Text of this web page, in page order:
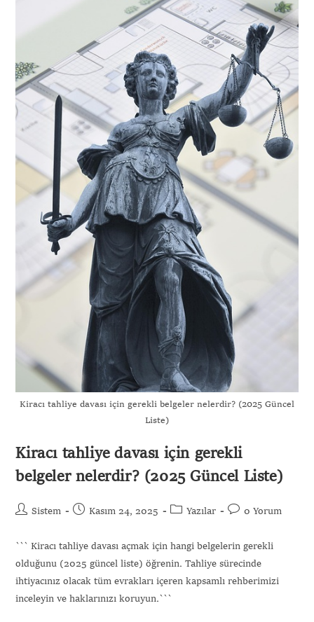
Kiracı tahliye davası için gerekli belgeler nelerdir? (2025 Güncel
Liste)
Kiracı tahliye davası için gerekli
belgeler nelerdir? (2025 Güncel Liste)
Sistem Kasım 24, 2025 Yazılar 0 Yorum
``` Kiracı tahliye davası açmak için hangi belgelerin gerekli
olduğunu (2025 güncel liste) öğrenin. Tahliye sürecinde
ihtiyacınız olacak tüm evrakları içeren kapsamlı rehberimizi
inceleyin ve haklarınızı koruyun.```